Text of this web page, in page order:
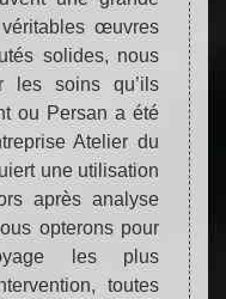
œuvres
solides, nous
les soins qu’ils
ou Persan a été
Atelier du
une utilisation
après analyse
opterons pour
les plus
toutes